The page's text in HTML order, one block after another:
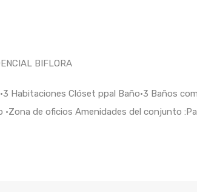
BIFLORA
Clóset ppal Baño•3 Baños
de oficios Amenidades del conjunto